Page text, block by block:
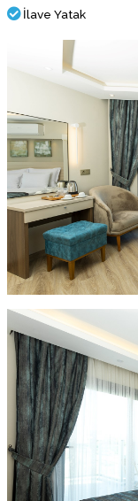
İlave Yatak